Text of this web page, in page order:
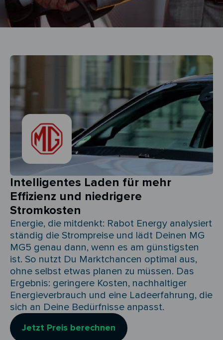
Intelligentes Laden für mehr
Effizienz und niedrigere
Stromkosten
Energie, die mitdenkt: Rabot Energy analysiert
ständig die Strompreise und lädt Deinen MG
MG5 genau dann, wenn es am günstigsten
ist. So nutzt Du Marktchancen optimal aus,
ohne selbst etwas planen zu müssen. Das
Ergebnis: geringere Kosten, nachhaltiger
Energieverbrauch und eine Ladeerfahrung, die
sich an Deine Bedürfnisse anpasst.
Jetzt Preis berechnen